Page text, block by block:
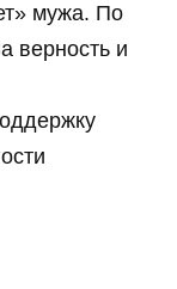
мужа. По
верность и